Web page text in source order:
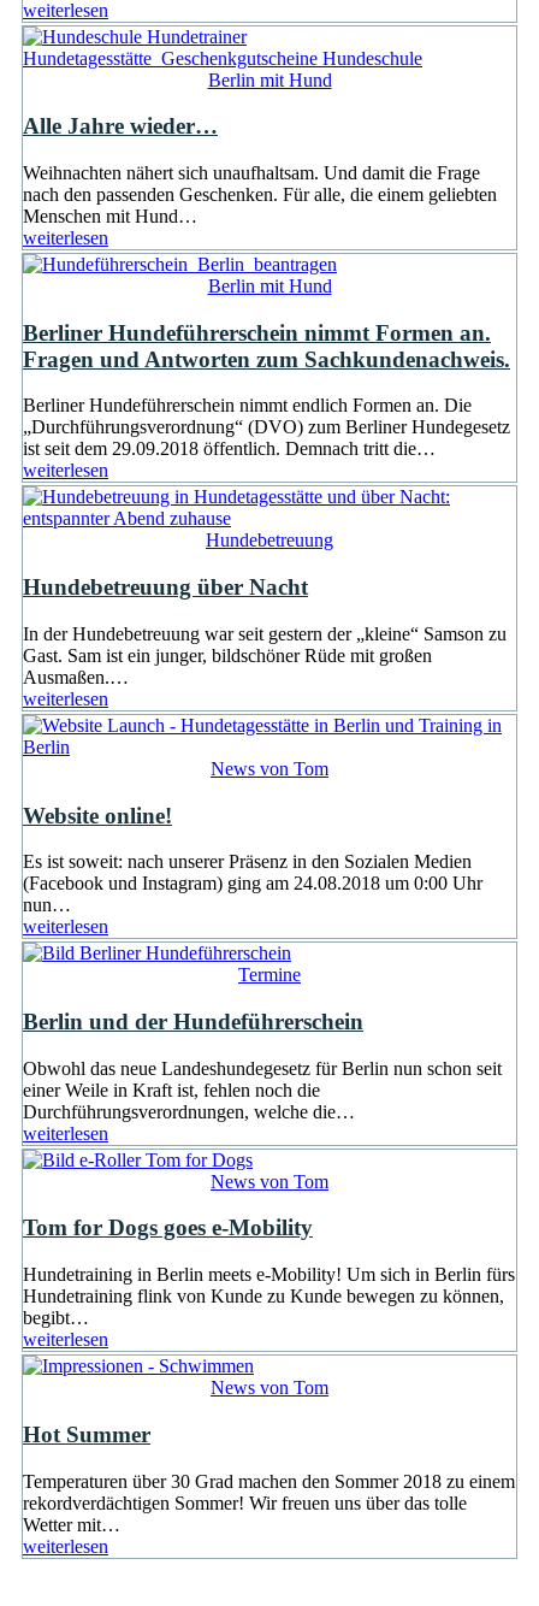
weiterlesen
Berlin mit Hund
Alle Jahre wieder…
Weihnachten nähert sich unaufhaltsam. Und damit die Frage
nach den passenden Geschenken. Für alle, die einem geliebten
Menschen mit Hund…
weiterlesen
Berlin mit Hund
Berliner Hundeführerschein nimmt Formen an.
Fragen und Antworten zum Sachkundenachweis.
Berliner Hundeführerschein nimmt endlich Formen an. Die
„Durchführungsverordnung“ (DVO) zum Berliner Hundegesetz
ist seit dem 29.09.2018 öffentlich. Demnach tritt die…
weiterlesen
Hundebetreuung
Hundebetreuung über Nacht
In der Hundebetreuung war seit gestern der „kleine“ Samson zu
Gast. Sam ist ein junger, bildschöner Rüde mit großen
Ausmaßen.…
weiterlesen
News von Tom
Website online!
Es ist soweit: nach unserer Präsenz in den Sozialen Medien
(Facebook und Instagram) ging am 24.08.2018 um 0:00 Uhr
nun…
weiterlesen
Termine
Berlin und der Hundeführerschein
Obwohl das neue Landeshundegesetz für Berlin nun schon seit
einer Weile in Kraft ist, fehlen noch die
Durchführungsverordnungen, welche die…
weiterlesen
News von Tom
Tom for Dogs goes e-Mobility
Hundetraining in Berlin meets e-Mobility! Um sich in Berlin fürs
Hundetraining flink von Kunde zu Kunde bewegen zu können,
begibt…
weiterlesen
News von Tom
Hot Summer
Temperaturen über 30 Grad machen den Sommer 2018 zu einem
rekordverdächtigen Sommer! Wir freuen uns über das tolle
Wetter mit…
weiterlesen